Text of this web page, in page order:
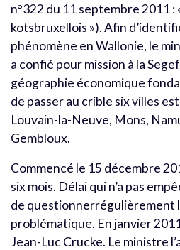
n°322 du 11 septembre 2011 :
kotsbruxellois »). Afin
phénomène en Wallonie, le
a confié pour mission à la
géographie économique
de passer au crible six villes
Louvain-la-Neuve, Mons,
Gembloux.
Commencé le 15 décembre
six mois. Délai qui n’a pas
de questionnerrégulièrement
problématique. En janvier
Jean-Luc Crucke. Le ministre